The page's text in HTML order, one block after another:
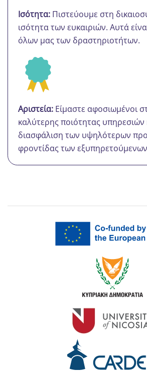
Ισότητα: Πιστεύουμε στη
ισότητα των ευκαιριών. Αυτά
όλων μας των δραστηριοτήτων.
Αριστεία: Είμαστε αφοσιωμένοι
καλύτερης ποιότητας υπηρεσιών
διασφάλιση των υψηλότερων
φροντίδας των